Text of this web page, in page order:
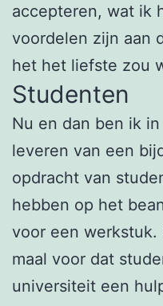
accepteren, wat ik
voordelen zijn aan
het het liefste zou
Studenten
Nu en dan ben ik
leveren van een
opdracht van
hebben op het
voor een werkstuk.
maal voor dat
universiteit een